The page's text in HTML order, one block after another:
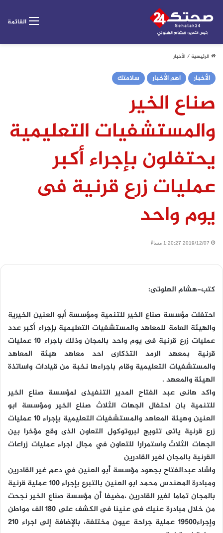
القائمة
الرئيسية/ الأخبار
الأخبار اهم الأخبار سلامتك
صناع الخير
والمستشفيات التعليمية
يحتفلون بإجراء أكبر
عمليات زرع قرنية فى
يوم واحد
2019/12/07 1:20:27 مساءً
كتب-هشام الهلوتى:
احتفلت مؤسسة صناع الخير للتنمية ومؤسسة أبو العنين الخيرية
والهيئة العامة للمعاهد والمستشفيات التعليمية بإجراء أكبر عدد
عمليات زرع قرنية فى يوم واحد بالمجان وذلك باجراء 10 عمليات
قرنية بمعهد الرمد التذكارى احد معاهد هيئة المعاهد
والمستشفيات التعليمية وقام باجراءها نخبة من قيادات واساتذة
الهيئة والمعهد .
واكد هانى عبد الفتاح المدير التنفيذى لمؤسسة صناع الخير
للتنمية بان احتفال الجهات الثلاث صناع الخير ومؤسسة ابو
العنين وهيئة المعاهد والمستشفيات التعليمية بإجراء 10 عمليات
زرع قرنية ياتى تتويج لبروتوكول التعاون الذى وقع مؤخرا بين
الجهات الثلاث واستمرارا للتعاون في مجال اجراء عمليات زراعات
القرنية بالمجان لغير القادرين
واشاد عبدالفتاح بجهود مؤسسة أبو العنين في دعم غير القادرين
ومبادرة المهندس محمد ابو العنين بالتبرع بإجراء 100 عملية قرنية
بالمجان تماما لغير القادرين ،مضيفا أن مؤسسة صناع الخير نجحت
من خلال مبادرة عنيك فى عنينا فى الكشف على 180 الف مواطن
وإجراء19500 عملية جراحة عيون مختلفة، بالإضافة إلى اجراء 210